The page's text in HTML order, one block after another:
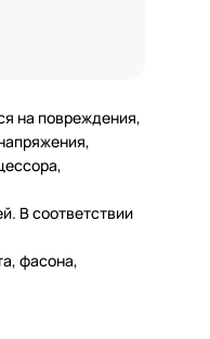
на повреждения,
В соответствии
фасона,